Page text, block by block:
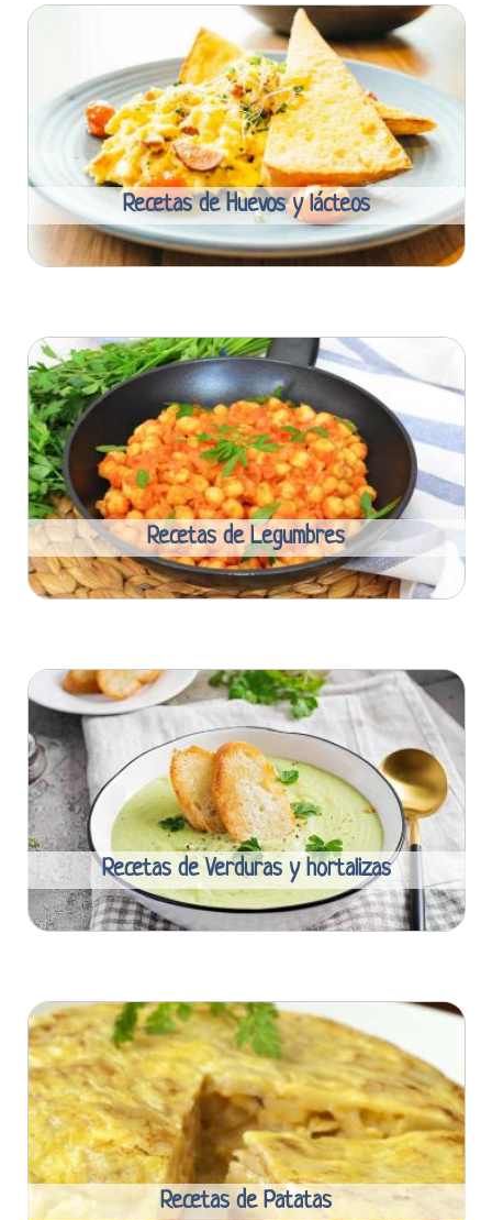
Recetas de Huevos y lácteos
Recetas de Legumbres
Recetas de Verduras y hortalizas
Recetas de Patatas